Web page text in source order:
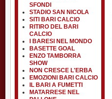
SFONDI
STADIO SAN NICOLA
SITI BARI CALCIO
RITIRO DEL BARI
CALCIO
I BARESI NEL MONDO
BASETTE GOAL
ENZO TAMBORRA
SHOW
NON CRESCE L'ERBA
EMOZIONI BARI CALCIO
IL BARI A FUMETTI
MATARRESE NEL